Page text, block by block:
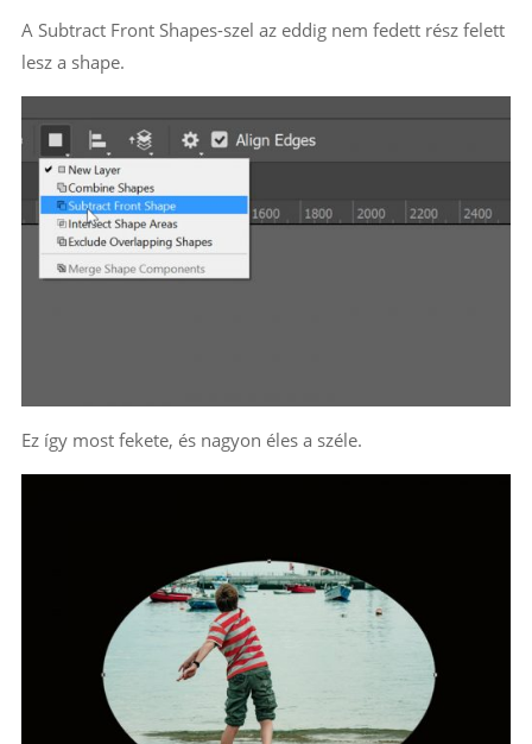
A Subtract Front Shapes-szel az eddig nem fedett rész felett
lesz a shape.
Ez így most fekete, és nagyon éles a széle.